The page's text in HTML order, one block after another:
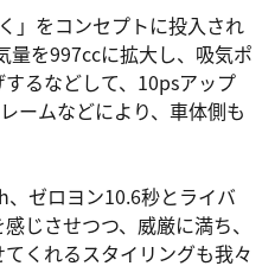
」をコンセプトに投入され
量を997ccに拡大し、吸気ポ
るなどして、10psアップ
ームなどにより、車体側も
ゼロヨン10.6秒とライバ
じさせつつ、威厳に満ち、
くれるスタイリングも我々